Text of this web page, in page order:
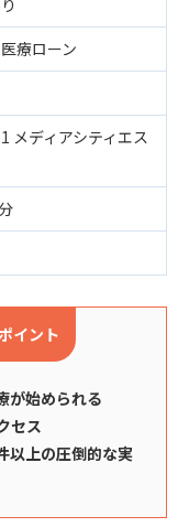
療ローン
メディアシティエス
イント
が始められる
セス
以上の圧倒的な実